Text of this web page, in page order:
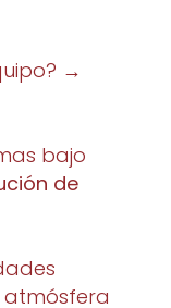
→
bajo
de
atmósfera